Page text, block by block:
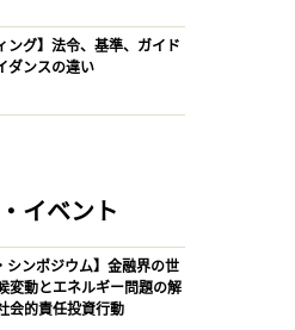
ング】法令、基準、ガイド
ダンスの違い
イベント
シンポジウム】金融界の世
変動とエネルギー問題の解
会的責任投資行動